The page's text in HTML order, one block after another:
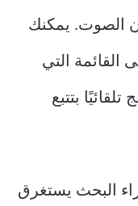
الصوت. يمكنك
القائمة التي
بتتبع
البحث يستغرق